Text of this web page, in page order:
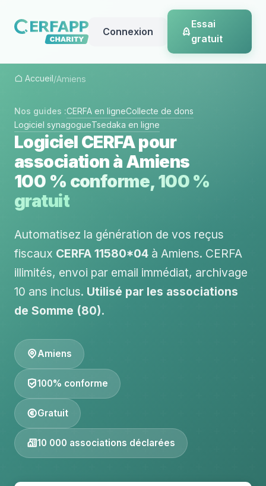
Connexion
Essai
gratuit
Accueil/Amiens
Nos guides :CERFA en ligneCollecte de dons
Logiciel synagogueTsedaka en ligne
Logiciel CERFA pour
association à Amiens
100 % conforme, 100 %
gratuit
Automatisez la génération de vos reçus
fiscaux CERFA 11580*04 à Amiens. CERFA
illimités, envoi par email immédiat, archivage
10 ans inclus. Utilisé par les associations
de Somme (80).
Amiens
100% conforme
Gratuit
10 000 associations déclarées